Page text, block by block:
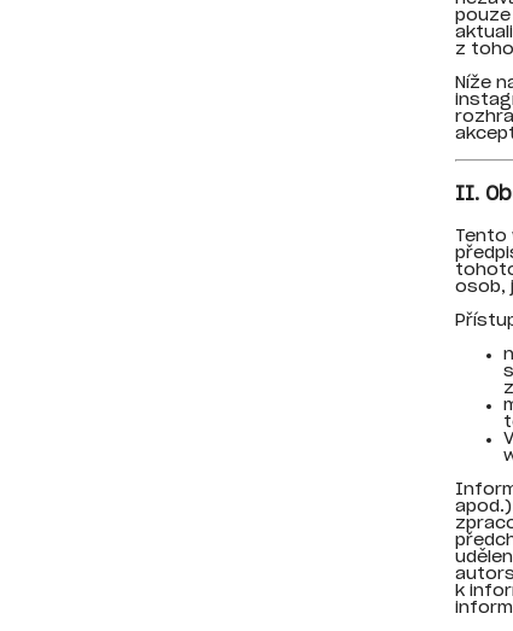
pouze
z
Níže
II.
Tento
osob,
k